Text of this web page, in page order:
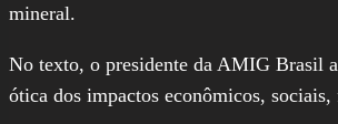
mineral.
No texto, o presidente da AMIG Brasil
ótica dos impactos econômicos,